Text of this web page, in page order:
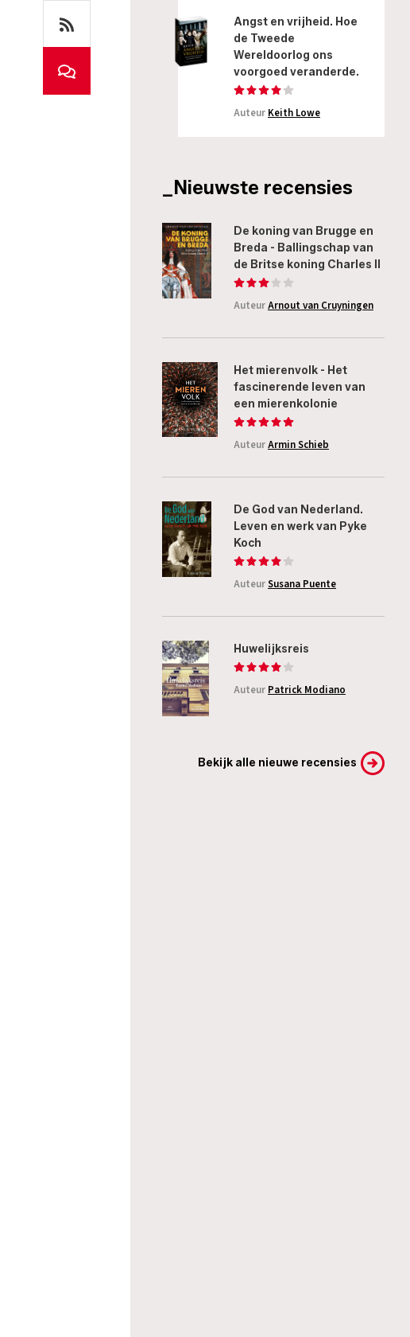
Angst en vrijheid. Hoe
de Tweede
Wereldoorlog ons
voorgoed veranderde.
Auteur Keith Lowe
_Nieuwste recensies
De koning van Brugge en
Breda - Ballingschap van
de Britse koning Charles II
AuteurArnout van Cruyningen
Het mierenvolk - Het
fascinerende leven van
een mierenkolonie
AuteurArmin Schieb
De God van Nederland.
Leven en werk van Pyke
Koch
AuteurSusana Puente
Huwelijksreis
Auteur Patrick Modiano
Bekijk alle nieuwe recensies